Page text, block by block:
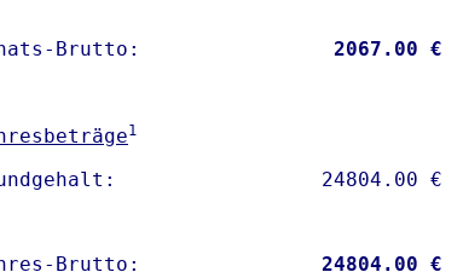
Brutto: 2067.00 €
1
Brutto: 24804.00 €